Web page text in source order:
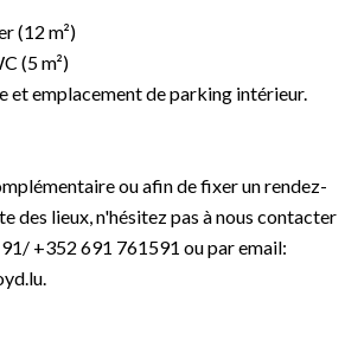
(12 m²)
(5 m²)
et emplacement de parking intérieur.
ou afin de fixer un rendez-
des lieux, n'hésitez pas à nous contacter
+352 691 761591 ou par email: